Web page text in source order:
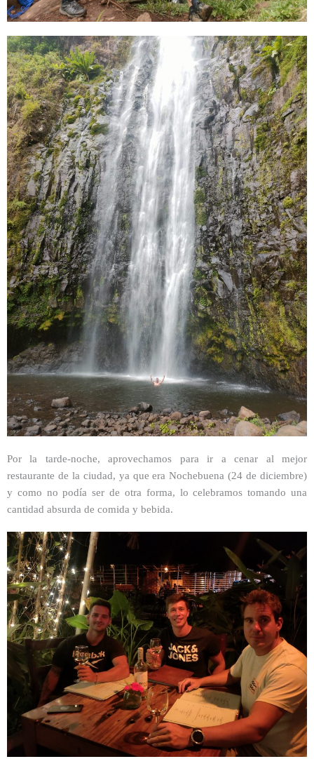
Por la tarde-noche, aprovechamos para ir a cenar al mejor
restaurante de la ciudad, ya que era Nochebuena (24 de diciembre)
y como no podía ser de otra forma, lo celebramos tomando una
cantidad absurda de comida y bebida.